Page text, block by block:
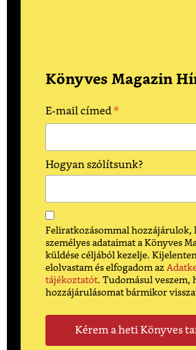
Könyves Magazin
E-mail címed*
Hogyan szólítsunk?
Feliratkozásommal hozzájárulok,
személyes adataimat a Könyves
küldése céljából kezelje.
elolvastam és elfogadom az
tájékoztatót. Tudomásul veszem,
hozzájárulásomat bármikor